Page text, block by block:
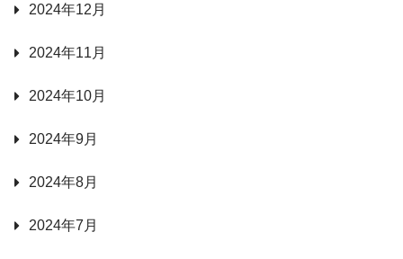
2024年12月
2024年11月
2024年10月
2024年9月
2024年8月
2024年7月